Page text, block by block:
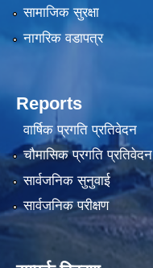
सामाजिक सुरक्षा
नागरिक वडापत्र
Reports
वार्षिक प्रगति प्रतिवेदन
चौमासिक प्रगति प्रतिवेदन
सार्वजनिक सुनुवाई
सार्वजनिक परीक्षण